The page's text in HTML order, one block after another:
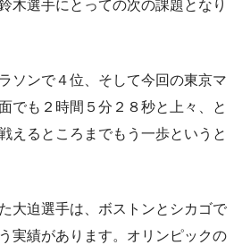
木選手にとっての次の課題となり
ソンで４位、そして今回の東京マ
でも２時間５分２８秒と上々、と
えるところまでもう一歩というと
大迫選手は、ボストンとシカゴで
実績があります。オリンピックの